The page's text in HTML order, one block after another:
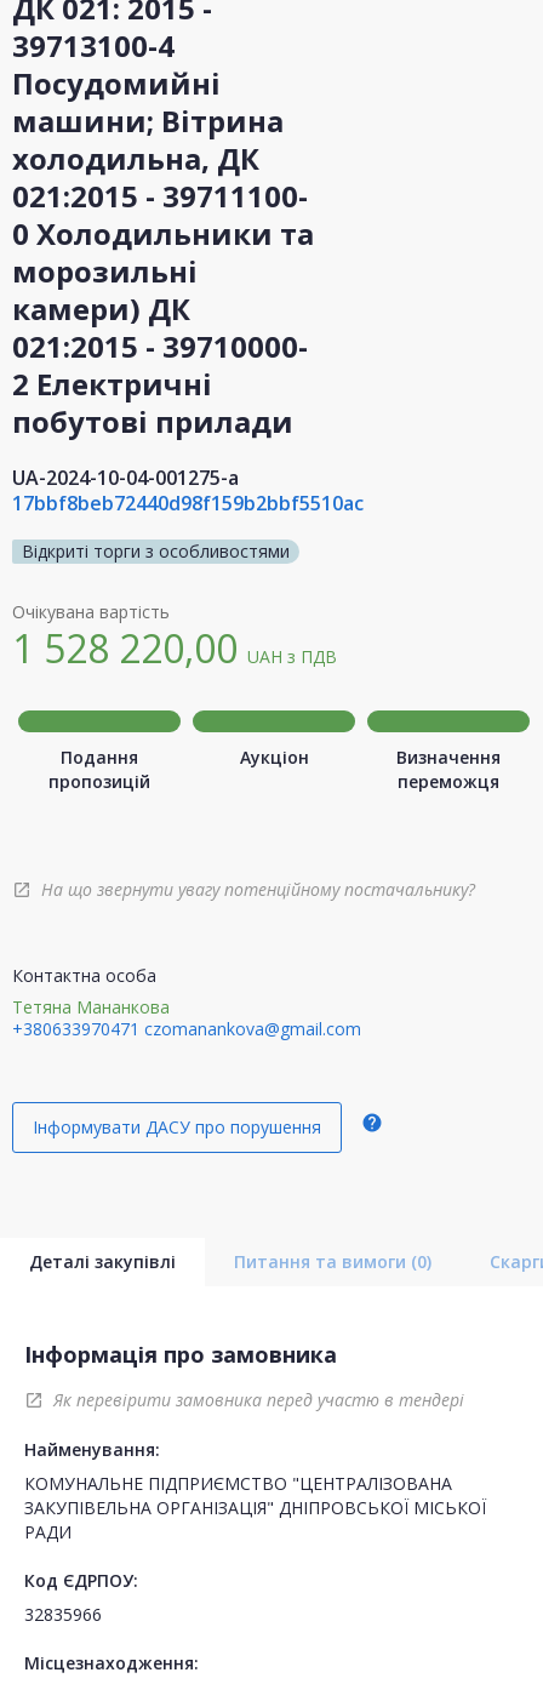
ДК 021: 2015 -
39713100-4
Посудомийні
машини; Вітрина
холодильна, ДК
021:2015 - 39711100-
0 Холодильники та
морозильні
камери) ДК
021:2015 - 39710000-
2 Електричні
побутові прилади
UA-2024-10-04-001275-a
17bbf8beb72440d98f159b2bbf5510ac
Відкриті торги з особливостями
Очікувана вартість
1 528 220,00 UAH з ПДВ
Подання
пропозицій
Аукціон
Визначення
переможця
open_in_new На що звернути увагу потенційному постачальнику?
Контактна особа
Тетяна Мананкова
+380633970471 czomanankova@gmail.com
Інформувати ДАСУ про порушення help
Деталі закупівлі Питання та вимоги (0)
Інформація про замовника
open_in_new Як перевірити замовника перед участю в тендері
Найменування:
КОМУНАЛЬНЕ ПІДПРИЄМСТВО "ЦЕНТРАЛІЗОВАНА
ЗАКУПІВЕЛЬНА ОРГАНІЗАЦІЯ" ДНІПРОВСЬКОЇ МІСЬКОЇ
РАДИ
Код ЄДРПОУ:
32835966
Місцезнаходження: